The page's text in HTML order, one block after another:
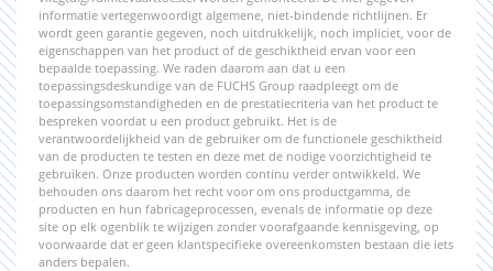
informatie vertegenwoordigt algemene, niet-bindende richtlijnen. Er
wordt geen garantie gegeven, noch uitdrukkelijk, noch impliciet, voor de
eigenschappen van het product of de geschiktheid ervan voor een
bepaalde toepassing. We raden daarom aan dat u een
toepassingsdeskundige van de FUCHS Group raadpleegt om de
toepassingsomstandigheden en de prestatiecriteria van het product te
bespreken voordat u een product gebruikt. Het is de
verantwoordelijkheid van de gebruiker om de functionele geschiktheid
van de producten te testen en deze met de nodige voorzichtigheid te
gebruiken. Onze producten worden continu verder ontwikkeld. We
behouden ons daarom het recht voor om ons productgamma, de
producten en hun fabricageprocessen, evenals de informatie op deze
site op elk ogenblik te wijzigen zonder voorafgaande kennisgeving, op
voorwaarde dat er geen klantspecifieke overeenkomsten bestaan die iets
anders bepalen.